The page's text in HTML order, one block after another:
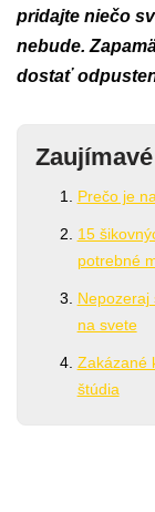
pridajte niečo
nebude.
dostať
Prečo je
15
potrebné
Nepozeraj
na svete
Zakázané
štúdia